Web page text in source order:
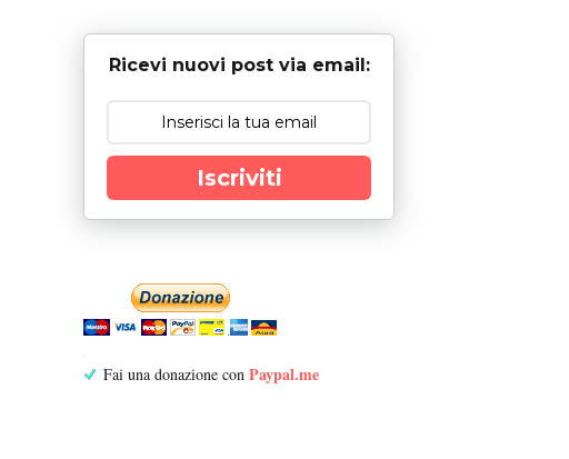
Ricevi nuovi post via email:
Iscriviti
Fai una donazione con Paypal.me